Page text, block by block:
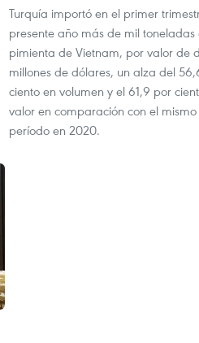
Turquía importó en el primer
presente año más de mil toneladas
pimienta de Vietnam, por valor de
millones de dólares, un alza del
ciento en volumen y el 61,9 por
valor en comparación con el mismo
período en 2020.